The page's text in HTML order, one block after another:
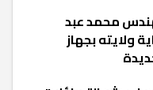
محمد عبد
ولايته بجهاز